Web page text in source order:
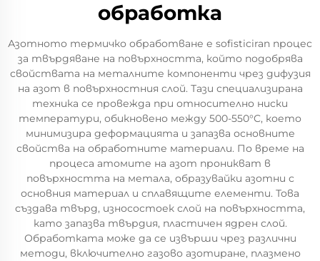
обработка
Азотното термичко обработване е sofisticiran процес
за твърдяване на повърхността, който подобрява
свойствата на металните компоненти чрез дифузия
на азот в повърхностния слой. Тази специализирана
техника се провежда при относително ниски
температури, обикновено между 500-550°C, което
минимизира деформацията и запазва основните
свойства на обработните материали. По време на
процеса атомите на азот проникват в
повърхността на метала, образувайки азотни с
основния материал и сплавящите елементи. Това
създава твърд, износостоек слой на повърхността,
като запазва твърдия, пластичен ядрен слой.
Обработката може да се извърши чрез различни
методи, включително газово азотиране, плазмено